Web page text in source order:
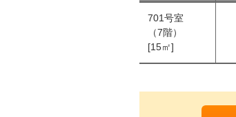
701号室
（7階）
[15㎡]